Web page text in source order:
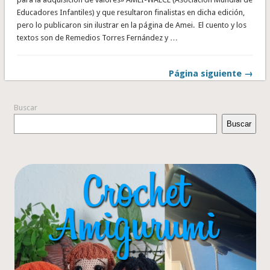
Educadores Infantiles) y que resultaron finalistas en dicha edición,
pero lo publicaron sin ilustrar en la página de Amei. El cuento y los
textos son de Remedios Torres Fernández y …
Página siguiente →
Buscar
Buscar